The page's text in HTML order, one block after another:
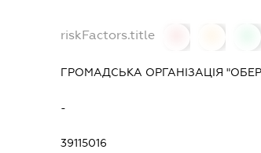
riskFactors.title
ГРОМАДСЬКА ОРГАНІЗАЦІЯ
-
39115016